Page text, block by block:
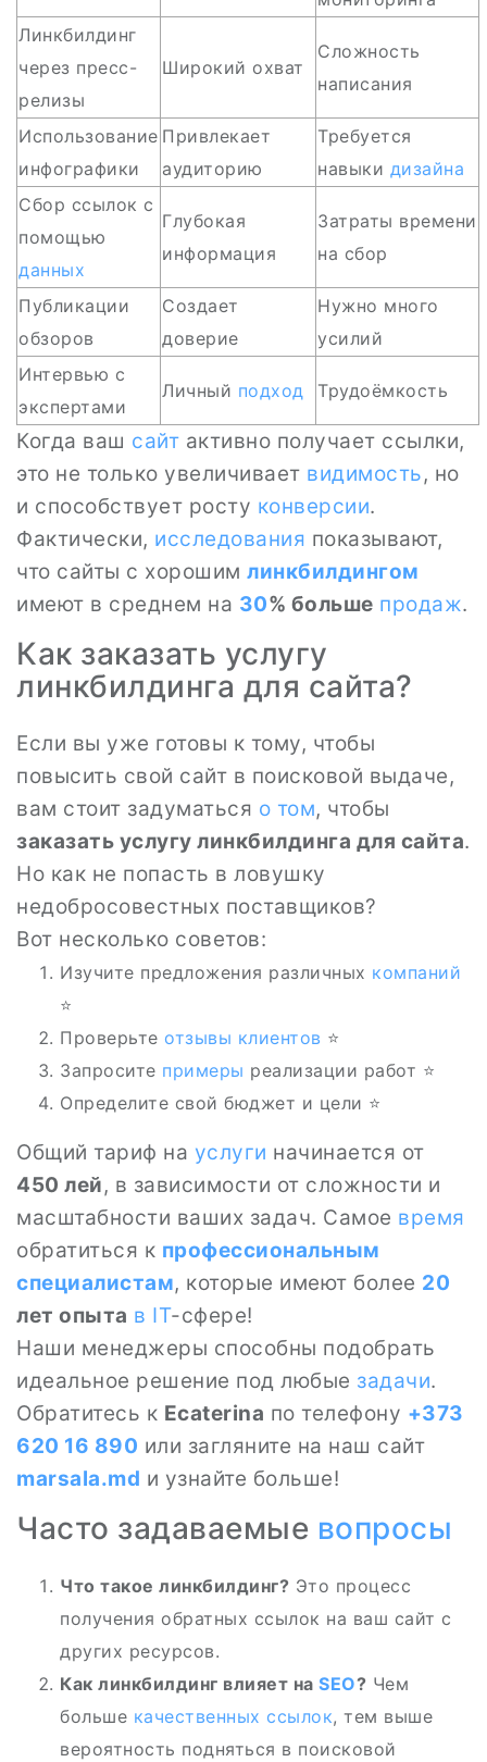
Линкбилдинг
через пресс-
релизы
Широкий охват
Сложность
написания
Использование
инфографики
Привлекает
аудиторию
Требуется
навыки дизайна
Сбор ссылок с
помощью
данных
Глубокая
информация
Затраты времени
на сбор
Публикации
обзоров
Создает
доверие
Нужно много
усилий
Интервью с
экспертами
Личный подход Трудоёмкость
Когда ваш сайт активно получает ссылки,
это не только увеличивает видимость, но
и способствует росту конверсии.
Фактически, исследования показывают,
что сайты с хорошим линкбилдингом
имеют в среднем на 30% больше продаж.
Как заказать услугу
линкбилдинга для сайта?
Если вы уже готовы к тому, чтобы
повысить свой сайт в поисковой выдаче,
вам стоит задуматься о том, чтобы
заказать услугу линкбилдинга для сайта.
Но как не попасть в ловушку
недобросовестных поставщиков?
Вот несколько советов:
Изучите предложения различных компаний
⭐
Проверьте отзывы клиентов ⭐
Запросите примеры реализации работ ⭐
Определите свой бюджет и цели ⭐
Общий тариф на услуги начинается от
450 лей, в зависимости от сложности и
масштабности ваших задач. Самое время
обратиться к профессиональным
специалистам, которые имеют более 20
лет опыта в IT-сфере!
Наши менеджеры способны подобрать
идеальное решение под любые задачи.
Обратитесь к Ecaterina по телефону +373
620 16 890 или загляните на наш сайт
marsala.md и узнайте больше!
Часто задаваемые вопросы
Что такое линкбилдинг? Это процесс
получения обратных ссылок на ваш сайт с
других ресурсов.
Как линкбилдинг влияет на SEO? Чем
больше качественных ссылок, тем выше
вероятность подняться в поисковой